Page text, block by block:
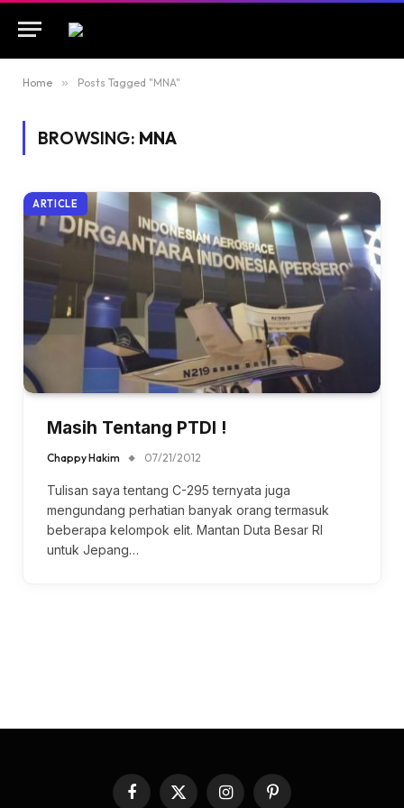
Home » Posts Tagged "MNA"
BROWSING: MNA
ARTICLE
Masih Tentang PTDI !
Chappy Hakim 07/21/2012
Tulisan saya tentang C-295 ternyata juga
mengundang perhatian banyak orang termasuk
beberapa kelompok elit. Mantan Duta Besar RI
untuk Jepang…
Facebook
X InstagramPinterest